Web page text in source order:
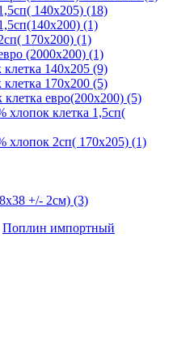
140х205) (18)
(1)
170х200) (1)
(2000х200) (1)
140х205 (9)
170х200 (5)
евро(200х200) (5)
хлопок клетка 1,5сп(
хлопок 2сп( 170х205) (1)
+/- 2см) (3)
Поплин импортный